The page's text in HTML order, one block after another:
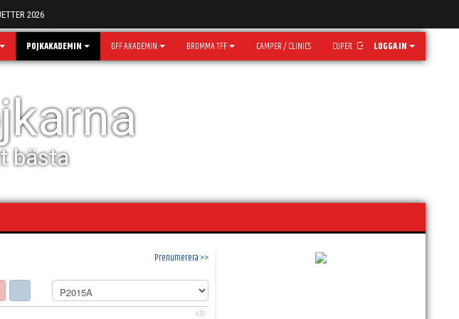
2026
POJKAKADEMIN DFF AKADEMIN BROMMA TFF CAMPER / CLINICS CUPER LOGGA IN
bästa
Prenumerera >>
v.31